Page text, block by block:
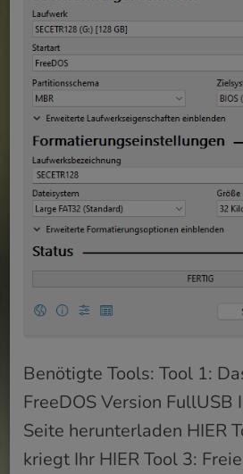
Benötigte Tools: Tool 1:
FreeDOS Version FullUSB
Seite herunterladen HIER
kriegt Ihr HIER Tool 3: